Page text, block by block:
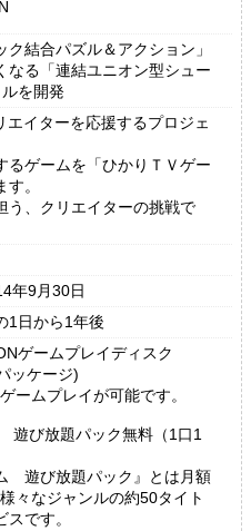
結合パズル＆アクション」
なる「連結ユニオン型シュー
を開発
エイターを応援するプロジェ
るゲームを「ひかりＴＶゲー
。
う、クリエイターの挑戦で
年9月30日
1日から1年後
ゲームプレイディスク
ッケージ)
ームプレイが可能です。
び放題パック無料（1口1
遊び放題パック』とは月額
々なジャンルの約50タイト
です。